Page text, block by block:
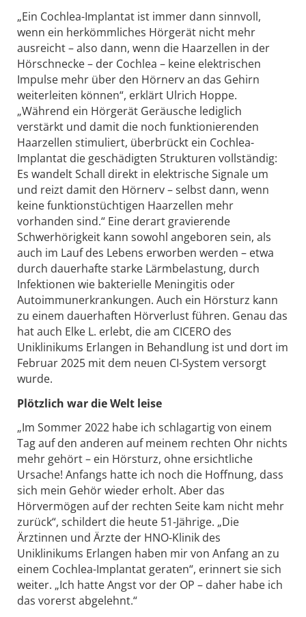
„Ein Cochlea-Implantat ist immer dann sinnvoll,
wenn ein herkömmliches Hörgerät nicht mehr
ausreicht – also dann, wenn die Haarzellen in der
Hörschnecke – der Cochlea – keine elektrischen
Impulse mehr über den Hörnerv an das Gehirn
weiterleiten können“, erklärt Ulrich Hoppe.
„Während ein Hörgerät Geräusche lediglich
verstärkt und damit die noch funktionierenden
Haarzellen stimuliert, überbrückt ein Cochlea-
Implantat die geschädigten Strukturen vollständig:
Es wandelt Schall direkt in elektrische Signale um
und reizt damit den Hörnerv – selbst dann, wenn
keine funktionstüchtigen Haarzellen mehr
vorhanden sind.“ Eine derart gravierende
Schwerhörigkeit kann sowohl angeboren sein, als
auch im Lauf des Lebens erworben werden – etwa
durch dauerhafte starke Lärmbelastung, durch
Infektionen wie bakterielle Meningitis oder
Autoimmunerkrankungen. Auch ein Hörsturz kann
zu einem dauerhaften Hörverlust führen. Genau das
hat auch Elke L. erlebt, die am CICERO des
Uniklinikums Erlangen in Behandlung ist und dort im
Februar 2025 mit dem neuen CI-System versorgt
wurde.
Plötzlich war die Welt leise
„Im Sommer 2022 habe ich schlagartig von einem
Tag auf den anderen auf meinem rechten Ohr nichts
mehr gehört – ein Hörsturz, ohne ersichtliche
Ursache! Anfangs hatte ich noch die Hoffnung, dass
sich mein Gehör wieder erholt. Aber das
Hörvermögen auf der rechten Seite kam nicht mehr
zurück“, schildert die heute 51-Jährige. „Die
Ärztinnen und Ärzte der HNO-Klinik des
Uniklinikums Erlangen haben mir von Anfang an zu
einem Cochlea-Implantat geraten“, erinnert sie sich
weiter. „Ich hatte Angst vor der OP – daher habe ich
das vorerst abgelehnt.“